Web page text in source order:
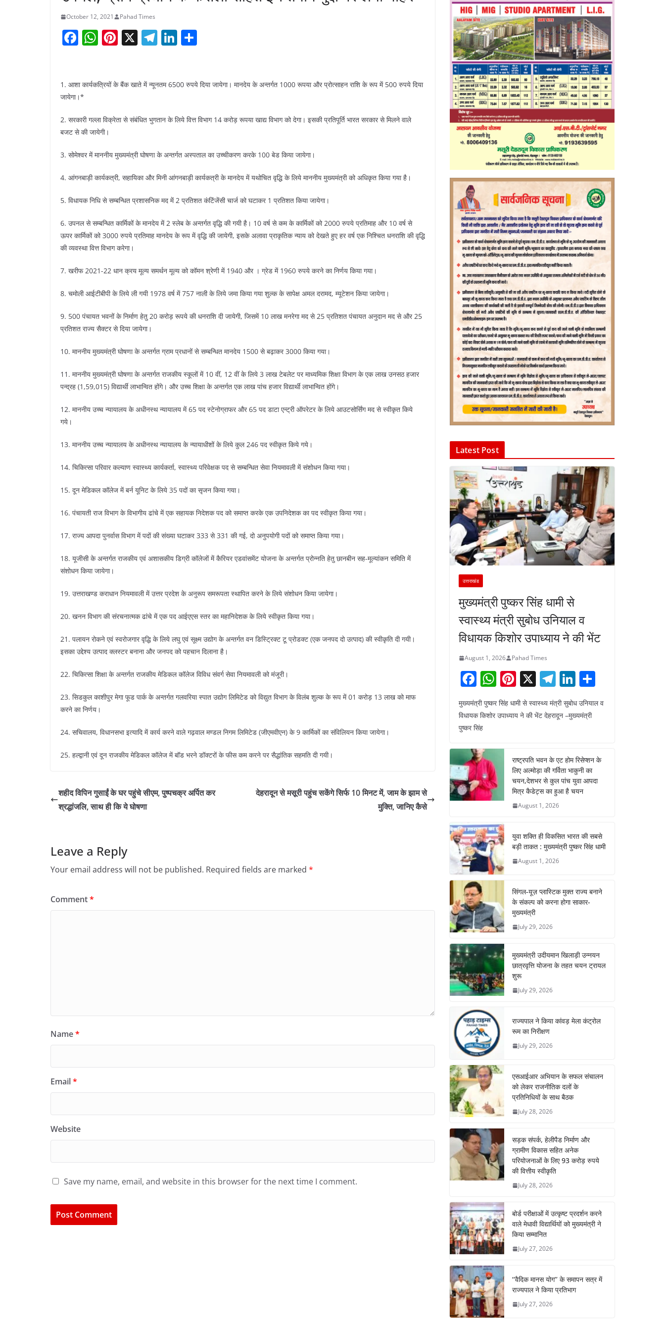
October 12, 2021 Pahad Times
F
e
b
o
o
k
W
s
p
p
Pi
e
X T
gr
m
Li
e
n
e
1. आशा कार्यकत्रियों के बैंक खाते में न्यूनतम 6500 रुपये दिया जायेगा। मानदेय के अन्तर्गत 1000 रूपया और प्रोत्साहन राशि के रूप में 500 रुपये दिया
जायेगा।*
2. सरकारी गल्ला विक्रेता से संबंधित भुगतान के लिये वित्त विभाग 14 करोड़ रूपया खाद्य विभाग को देगा। इसकी प्रतिपूर्ति भारत सरकार से मिलने वाले
बजट से की जायेगी।
3. सोमेश्वर में माननीय मुख्यमंत्री घोषणा के अन्तर्गत अस्पताल का उच्चीकरण करके 100 बेड किया जायेगा।
4. आंगनबाड़ी कार्यकत्री, सहायिका और मिनी आंगनबाड़ी कार्यकत्री के मानदेय में यथोचित वृद्धि के लिये माननीय मुख्यमंत्री को अधिकृत किया गया है।
5. विधायक निधि से सम्बन्धित प्रशासनिक मद में 2 प्रतिशत कंटिंजेंसी चार्ज को घटाकर 1 प्रतिशत किया जायेगा।
6. उपनल से सम्बन्धित कार्मिकों के मानदेय में 2 स्लेब के अन्तर्गत वृद्धि की गयी है। 10 वर्ष से कम के कार्मिकों को 2000 रुपये प्रतिमाह और 10 वर्ष से
ऊपर कार्मिकों को 3000 रुपये प्रतिमाह मानदेय के रूप में वृद्धि की जायेगी, इसके अलावा प्राकृतिक न्याय को देखते हुए हर वर्ष एक निश्चित धनराशि की वृद्धि
की व्यवस्था वित्त विभाग करेगा।
7. खरीफ 2021-22 धान क्रय मूल्य समर्थन मूल्य को कॉमन श्रेणी में 1940 और । ग्रेड में 1960 रुपये करने का निर्णय किया गया।
8. चमोली आईटीबीपी के लिये ली गयी 1978 वर्ष में 757 नाली के लिये जमा किया गया शुल्क के सापेक्ष अमल दरामद, म्यूटेशन किया जायेगा।
9. 500 पंचायत भवनों के निर्माण हेतु 20 करोड़ रूपये की धनराशि दी जायेगी, जिसमें 10 लाख मनरेगा मद से 25 प्रतिशत पंचायत अनुदान मद से और 25
प्रतिशत राज्य सैक्टर से दिया जायेगा।
10. माननीय मुख्यमंत्री घोषणा के अन्तर्गत ग्राम प्रधानों से सम्बन्धित मानदेय 1500 से बढ़ाकर 3000 किया गया।
11. माननीय मुख्यमंत्री घोषणा के अन्तर्गत राजकीय स्कूलों में 10 वीं, 12 वीं के लिये 3 लाख टेबलेट पर माध्यमिक शिक्षा विभाग के एक लाख उनसठ हजार
पन्द्रह (1,59,015) विद्यार्थी लाभान्वित होंगे। और उच्च शिक्षा के अन्तर्गत एक लाख पांच हजार विद्यार्थी लाभान्वित होंगे।
12. माननीय उच्च न्यायालय के अधीनस्थ न्यायालय में 65 पद स्टेनोग्राफर और 65 पद डाटा एन्ट्री ऑपरेटर के लिये आउटसोर्सिंग मद से स्वीकृत किये
गये।
13. माननीय उच्च न्यायालय के अधीनस्थ न्यायालय के न्यायाधीशों के लिये कुल 246 पद स्वीकृत किये गये।
14. चिकित्सा परिवार कल्याण स्वास्थ्य कार्यकर्ता, स्वास्थ्य परिवेक्षक पद से सम्बन्धित सेवा नियमावली में संशोधन किया गया।
15. दून मेडिकल कॉलेज में बर्न यूनिट के लिये 35 पदों का सृजन किया गया।
16. पंचायती राज विभाग के विभागीय ढांचे में एक सहायक निदेशक पद को समाप्त करके एक उपनिदेशक का पद स्वीकृत किया गया।
17. राज्य आपदा पुनर्वास विभाग में पदों की संख्या घटाकर 333 से 331 की गई, दो अनुपयोगी पदों को समाप्त किया गया।
18. यूजीसी के अन्तर्गत राजकीय एवं अशासकीय डिग्री कॉलेजों में कैरियर एडवांसमेंट योजना के अन्तर्गत प्रोन्नति हेतु छानबीन सह-मूल्यांकन समिति में
संशोधन किया जायेगा।
19. उत्तराखण्ड कराधान नियमावली में उत्तर प्रदेश के अनुरूप समरूपता स्थापित करने के लिये संशोधन किया जायेगा।
20. खनन विभाग की संरचनात्मक ढांचे में एक पद आईएएस स्तर का महानिदेशक के लिये स्वीकृत किया गया।
21. पलायन रोकने एवं स्वरोजगार वृद्धि के लिये लघु एवं सूक्ष्म उद्योग के अन्तर्गत वन डिस्ट्रिक्ट टू प्रोडक्ट (एक जनपद दो उत्पाद) की स्वीकृति दी गयी।
इसका उद्देश्य उत्पाद क्लस्टर बनाना और जनपद को पहचान दिलाना है।
22. चिकित्सा शिक्षा के अन्तर्गत राजकीय मेडिकल कॉलेज विविध संवर्ग सेवा नियमावली को मंजूरी।
23. सिडकुल काशीपुर मेगा फूड पार्क के अन्तर्गत गलवरिया स्पात उद्योग लिमिटेड को विद्युत विभाग के विलंब शुल्क के रूप में 01 करोड़ 13 लाख को माफ
करने का निर्णय।
24. सचिवालय, विधानसभा इत्यादि में कार्य करने वाले गढ़वाल मण्डल निगम लिमिटेड (जीएमवीएन) के 9 कार्मिकों का संविलियन किया जायेगा।
25. हल्द्वानी एवं दून राजकीय मेडिकल कॉलेज में बॉड भरने डॉक्टरों के फीस कम करने पर सैद्धांतिक सहमति दी गयी।
शहीद विपिन गुसाईं के घर पहुंचे सीएम, पुष्पचक्र अर्पित कर
श्रद्धांजलि, साथ ही कि ये घोषणा
देहरादून से मसूरी पहुंच सकेंगे सिर्फ 10 मिनट में, जाम के झाम से
मुक्ति, जानिए कैसे
Leave a Reply
Your email address will not be published. Required fields are marked *
Comment*
Name*
Email*
Website
Save my name, email, and website in this browser for the next time I comment.
Latest Post
उत्तराखंड
मुख्यमंत्री पुष्कर सिंह धामी से
स्वास्थ्य मंत्री सुबोध उनियाल व
विधायक किशोर उपाध्याय ने की भेंट
August 1, 2026 Pahad Times
F
a
c
e
o
o
k
W
h
at
p
Pi
nt
er
X T
el
e
gr
m
Li
n
k
n
ar
मुख्यमंत्री पुष्कर सिंह धामी से स्वास्थ्य मंत्री सुबोध उनियाल व
विधायक किशोर उपाध्याय ने की भेंट देहरादून –मुख्यमंत्री
पुष्कर सिंह
राष्ट्रपति भवन के एट होम रिसेप्शन के
लिए अल्मोड़ा की गर्विता भाकुनी का
चयन,देशभर से कुल पांच युवा आपदा
मित्र कैडेट्स का हुआ है चयन
August 1, 2026
युवा शक्ति ही विकसित भारत की सबसे
बड़ी ताकत : मुख्यमंत्री पुष्कर सिंह धामी
August 1, 2026
सिंगल-यूज़ प्लास्टिक मुक्त राज्य बनाने
के संकल्प को करना होगा साकार-
मुख्यमंत्री
July 29, 2026
मुख्यमंत्री उदीयमान खिलाड़ी उन्नयन
छात्रवृत्ति योजना के तहत चयन ट्रायल
शुरू
July 29, 2026
राज्यपाल ने किया कांवड़ मेला कंट्रोल
रूम का निरीक्षण
July 29, 2026
एसआईआर अभियान के सफल संचालन
को लेकर राजनीतिक दलों के
प्रतिनिधियों के साथ बैठक
July 28, 2026
सड़क संपर्क, हेलीपैड निर्माण और
ग्रामीण विकास सहित अनेक
परियोजनाओं के लिए 93 करोड़ रुपये
की वित्तीय स्वीकृति
July 28, 2026
बोर्ड परीक्षाओं में उत्कृष्ट प्रदर्शन करने
वाले मेधावी विद्यार्थियों को मुख्यमंत्री ने
किया सम्मानित
July 27, 2026
‘‘वैदिक मानस योग’’ के समापन सत्र में
राज्यपाल ने किया प्रतिभाग
July 27, 2026